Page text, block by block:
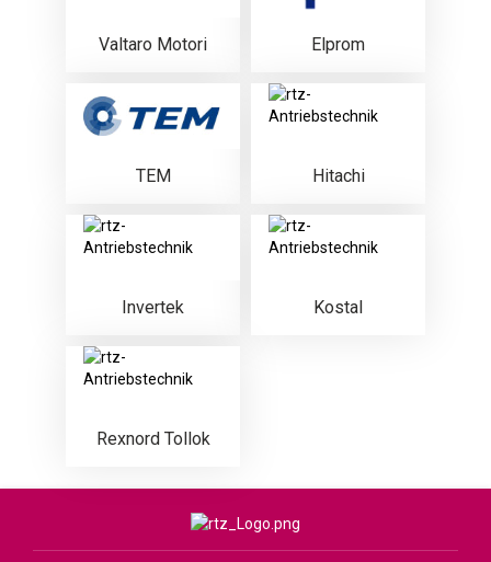
Valtaro Motori Elprom
TEM Hitachi
Invertek Kostal
Rexnord Tollok